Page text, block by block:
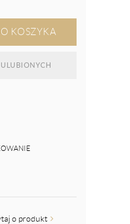
KOSZYKA
o produkt